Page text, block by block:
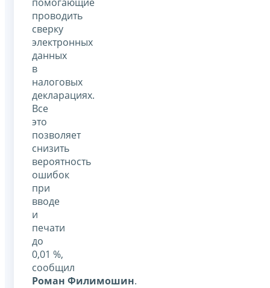
проводить
сверку
электронных
данных
в
налоговых
декларациях.
Все
это
позволяет
снизить
вероятность
ошибок
при
вводе
и
печати
до
0,01 %,
сообщил
Роман Филимошин.